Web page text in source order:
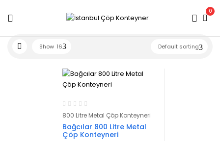
0
Default sorting
Show 16
800 Litre Metal Çöp Konteyneri
Bağcılar 800 Litre Metal
Çöp Konteyneri